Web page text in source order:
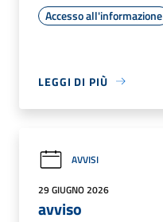
Accesso all'informazione
LEGGI DI PIÙ
AVVISI
29 GIUGNO 2026
avviso